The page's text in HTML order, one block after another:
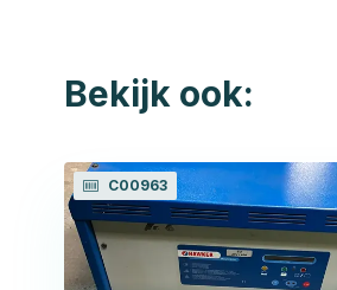
Bekijk ook:
C00963